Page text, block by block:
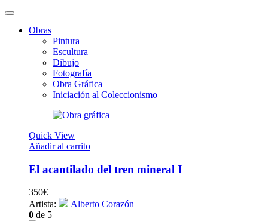
Obras
Pintura
Escultura
Dibujo
Fotografía
Obra Gráfica
Iniciación al Coleccionismo
Quick View
Añadir al carrito
El acantilado del tren mineral I
350€
Artista:
Alberto Corazón
0 de 5